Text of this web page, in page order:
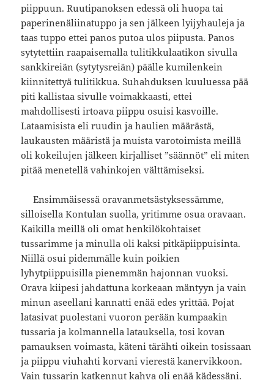
piippuun. Ruutipanoksen edessä oli huopa tai
paperinenäliinatuppo ja sen jälkeen lyijyhauleja ja
taas tuppo ettei panos putoa ulos piipusta. Panos
sytytettiin raapaisemalla tulitikkulaatikon sivulla
sankkireiän (sytytysreiän) päälle kumilenkein
kiinnitettyä tulitikkua. Suhahduksen kuuluessa pää
piti kallistaa sivulle voimakkaasti, ettei
mahdollisesti irtoava piippu osuisi kasvoille.
Lataamisista eli ruudin ja haulien määrästä,
laukausten määristä ja muista varotoimista meillä
oli kokeilujen jälkeen kirjalliset ”säännöt” eli miten
pitää menetellä vahinkojen välttämiseksi.
Ensimmäisessä oravanmetsästyksessämme,
silloisella Kontulan suolla, yritimme osua oravaan.
Kaikilla meillä oli omat henkilökohtaiset
tussarimme ja minulla oli kaksi pitkäpiippuisinta.
Niillä osui pidemmälle kuin poikien
lyhytpiippuisilla pienemmän hajonnan vuoksi.
Orava kiipesi jahdattuna korkeaan mäntyyn ja vain
minun aseellani kannatti enää edes yrittää. Pojat
latasivat puolestani vuoron perään kumpaakin
tussaria ja kolmannella latauksella, tosi kovan
pamauksen voimasta, käteni tärähti oikein tosissaan
ja piippu viuhahti korvani vierestä kanervikkoon.
Vain tussarin katkennut kahva oli enää kädessäni.